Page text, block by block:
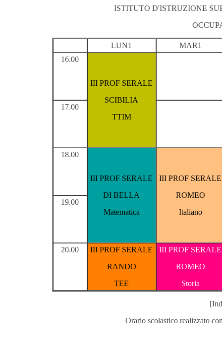
ISTITUTO D'ISTRUZIONE
LUN1
MAR1
16.00
III PROF SERALE
SCIBILIA
TTIM
17.00
18.00
III PROF SERALE
DI BELLA
Matematica
III PROF SERALE
ROMEO
Italiano
19.00
20.00
III PROF SERALE
RANDO
TEE
III PROF SERALE
ROMEO
Storia
Orario scolastico realizzato